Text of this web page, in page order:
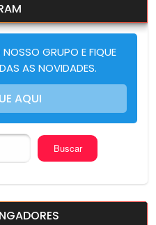
GRUPO E FIQUE
AS NOVIDADES.
AQUI